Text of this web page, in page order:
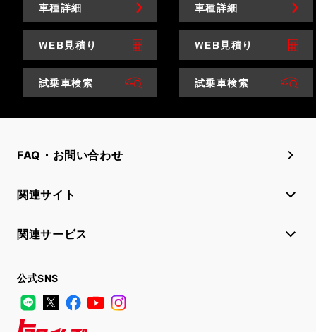
車種詳細
WEB見積り
試乗車検索
車種詳細
WEB見積り
試乗車検索
FAQ・お問い合わせ
関連サイト
関連サービス
公式SNS
LINE
X FacebookYouTube